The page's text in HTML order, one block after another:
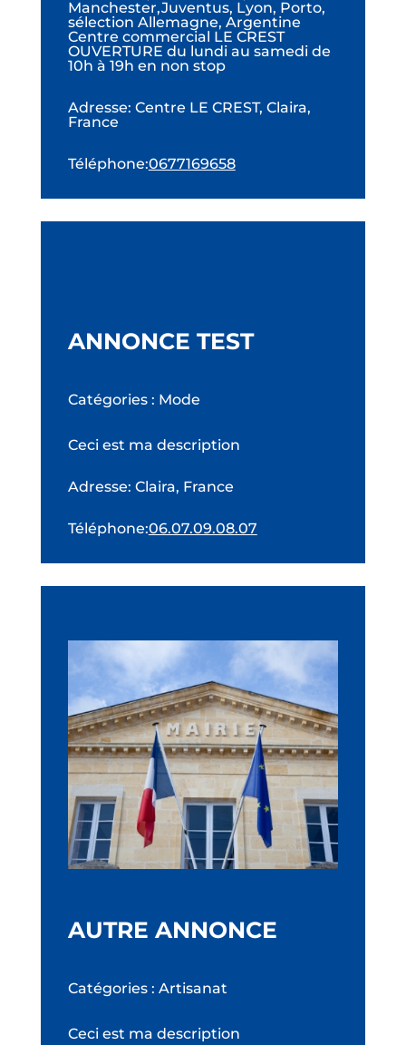
Manchester,Juventus, Lyon, Porto,
sélection Allemagne, Argentine
Centre commercial LE CREST
OUVERTURE du lundi au samedi de
10h à 19h en non stop
Adresse: Centre LE CREST, Claira,
France
Téléphone:0677169658
ANNONCE TEST
Catégories : Mode
Ceci est ma description
Adresse: Claira, France
Téléphone:06.07.09.08.07
AUTRE ANNONCE
Catégories : Artisanat
Ceci est ma description